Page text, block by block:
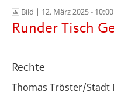
Bild | 12. März 2025 - 10:00
Runder Tisch
Rechte
Thomas Tröster/Stadt